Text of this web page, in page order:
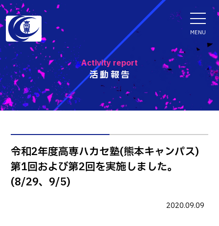
活動報告
Activity report
令和2年度高専ハカセ塾(熊本キャンパス)
第1回および第2回を実施しました。
(8/29、9/5)
2020.09.09
MENU
ENGLISH
学科・専攻科
電子情報学系学科
知能制御情報工学科
情報工学科
融合・複合工学系学科
機械知能システム工学科
入試情報
入試速報
入学者選抜検査 情報
お知らせ